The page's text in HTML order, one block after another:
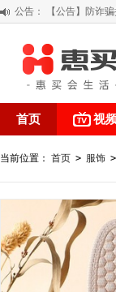
公告：
【积分调整公
关于假冒我公司
【公告】防诈骗
首页 视
当前位置： 首页 > 服饰 >